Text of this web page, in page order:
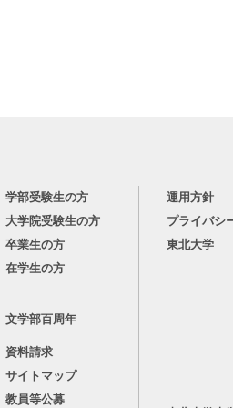
学部受験生の方
大学院受験生の方
卒業生の方
在学生の方
文学部百周年
資料請求
サイトマップ
教員等公募
運用方針
プライバシ
東北大学